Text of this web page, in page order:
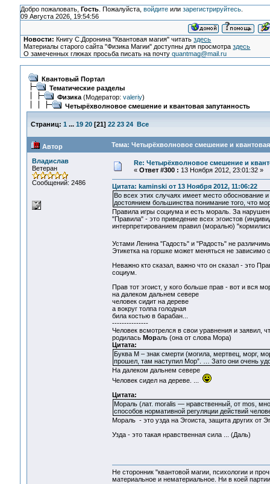
Добро пожаловать, Гость. Пожалуйста, войдитеили зарегистрируйтесь.
09 Августа 2026, 19:54:56
Новости: Книгу С.Доронина "Квантовая магия" читатьздесь
Материалы старого сайта "Физика Магии" доступны для просмотраздесь
О замеченных глюках просьба писать на почтуquantmag@mail.ru
Квантовый Портал
Тематические разделы
Физика(Модератор: valeriy)
Четырёхволновое смешение и квантовая запутанность
Страниц: 1 ... 19 20[21] 22 23 24 Все
Автор Тема: Четырёхволновое смешение и
Владислав
Ветеран
Сообщений: 2486
Re: Четырёхволновое смешение и
« Ответ #300 : 13 Ноября 2012, 23:01:32 »
Цитата: kaminski от 13 Ноября 2012, 11:06:22
Во всех этих случаях имеет место обоснование
достоянием большинства понимание того, что
Правила игры социума и есть мораль. За
"Правила" - это приведение всех эгоистов
интерпретированием правил (моралью)
Устами Ленина "Гадость" и "Радость" не
Этикетка на горшке может меняться не зависимо
Неважно кто сказал, важно что он сказал - это
социум.
Прав тот эгоист, у кого больше прав - вот и вся
на далеком дальнем севере
человек сидит на дереве
а вокруг толпа голодная
била костью в барабан...
---------------
Человек всмотрелся в свои уравнения и заявил,
родилась Мораль (она от слова Мора)
Цитата:
Буква М – знак смерти (могила, мертвец, морг,
прошел, там наступил Мор”. … Зато они очень
На далеком дальнем севере
Человек сидел на дереве. ...
Цитата:
Мораль (лат. moralis — нравственный, от mos,
способов нормативной регуляции действий
Мораль - это узда на Эгоиста, защита других от
Узда - это такая нравственная сила ... (Даль)
Не сторонник "квантовой магии, психологии и
материальное и нематериальное. Ни в коей